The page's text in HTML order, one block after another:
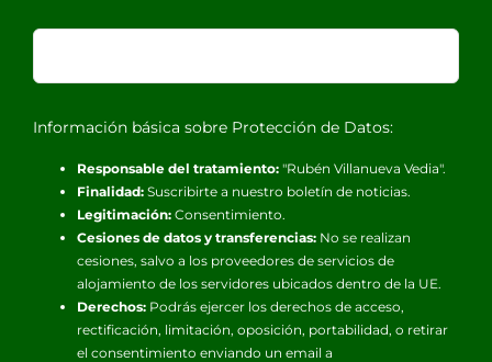
Información básica sobre Protección de Datos:
Responsable del tratamiento:"Rubén Villanueva Vedia".
Finalidad:Suscribirte a nuestro boletín de noticias.
Legitimación:Consentimiento.
Cesiones de datos y transferencias:No se realizan
cesiones, salvo a los proveedores de servicios de
alojamiento de los servidores ubicados dentro de la UE.
Derechos:Podrás ejercer los derechos de acceso,
rectificación, limitación, oposición, portabilidad, o retirar
el consentimiento enviando un email a